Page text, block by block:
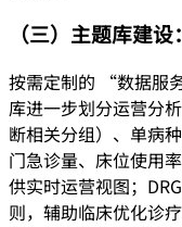
（三）主题库建设：
按需定制的 “数据服
库进一步划分运营分
断相关分组）、单病
门急诊量、床位使用
供实时运营视图；
则，辅助临床优化诊